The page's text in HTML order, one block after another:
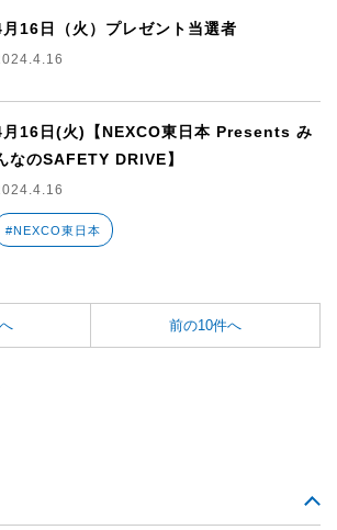
16日（火）プレゼント当選者
月16日(火)【NEXCO東日本 Presents み
なのSAFETY DRIVE】
#NEXCO東日本
前の10件へ